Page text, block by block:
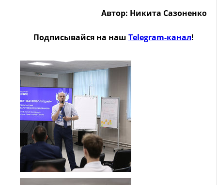
Автор: Никита Сазоненко
Подписывайся на наш Telegram-канал!